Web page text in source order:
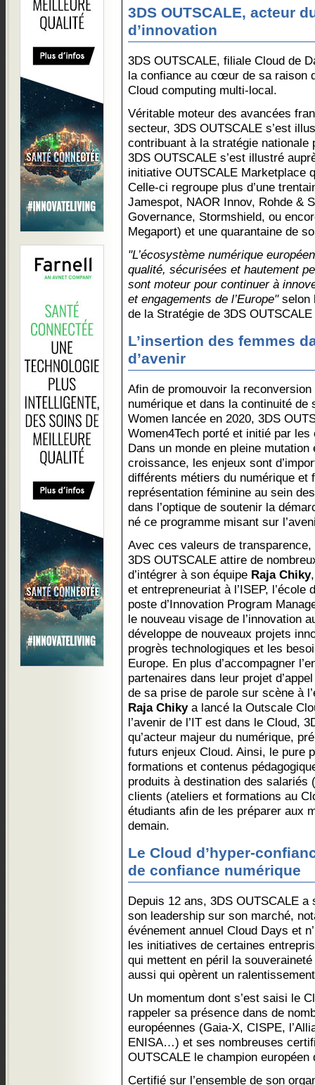
3DS OUTSCALE, acteur
d’innovation
3DS OUTSCALE, filiale Cloud de
la confiance au cœur de sa raison
Cloud computing multi-local.
Véritable moteur des avancées
secteur, 3DS OUTSCALE s’est
contribuant à la stratégie
3DS OUTSCALE s’est illustré
initiative OUTSCALE Marketplace
Celle-ci regroupe plus d’une
Jamespot, NAOR Innov, Rohde &
Governance, Stormshield, ou
Megaport) et une quarantaine de
"L’écosystème numérique
qualité, sécurisées et hautement
sont moteur pour continuer à
et engagements de l’Europe"selon
de la Stratégie de 3DS OUTSCALE
L’insertion des femmes
d’avenir
Afin de promouvoir la
numérique et dans la continuité de
Women lancée en 2020, 3DS
Women4Tech porté et initié par
Dans un monde en pleine
croissance, les enjeux sont
différents métiers du numérique et
représentation féminine au sein
dans l’optique de soutenir la
né ce programme misant sur
Avec ces valeurs de
3DS OUTSCALE attire de
d’intégrer à son équipe Raja Chiky
et entrepreneuriat à l’ISEP, l’école
poste d’Innovation Program
le nouveau visage de l’innovation
développe de nouveaux projets
progrès technologiques et les
Europe. En plus d’accompagner
partenaires dans leur projet
de sa prise de parole sur scène à
Raja Chikya lancé la Outscale
l’avenir de l’IT est dans le Cloud,
qu’acteur majeur du numérique,
futurs enjeux Cloud. Ainsi, le pure
formations et contenus
produits à destination des salariés
clients (ateliers et formations au
étudiants afin de les préparer aux
demain.
Le Cloud d’hyper-
de confiance numérique
Depuis 12 ans, 3DS OUTSCALE
son leadership sur son marché,
événement annuel Cloud Days et
les initiatives de certaines
qui mettent en péril la
aussi qui opèrent un
Un momentum dont s’est saisi le
rappeler sa présence dans de
européennes (Gaia-X, CISPE,
ENISA…) et ses nombreuses
OUTSCALE le champion européen
Certifié sur l’ensemble de son